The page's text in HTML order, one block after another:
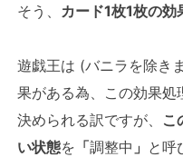
そう、 カード1枚1枚の効
遊戯王は (バニラを除き
果がある為、この効果
決められる訳ですが、 こ
い状態を 「調整中 」 と呼